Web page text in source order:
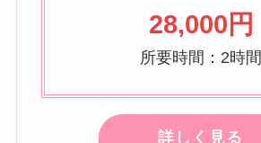
28,000円
所要時間：2時間
詳しく見る